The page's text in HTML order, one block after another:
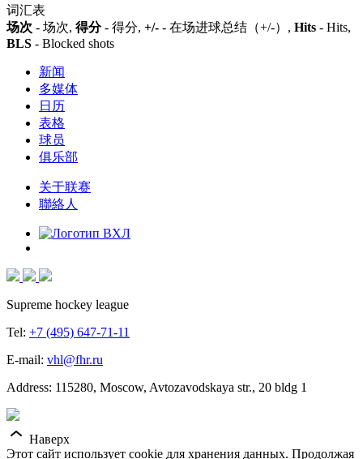
词汇表
场次 - 场次, 得分- 得分, +/- - 在场进球总结（+/-）, Hits - Hits,
BLS - Blocked shots
新闻
多媒体
日历
表格
球员
俱乐部
关于联赛
聯絡人
Supreme hockey league
Tel: +7 (495) 647-71-11
E-mail: vhl@fhr.ru
Address: 115280, Moscow, Avtozavodskaya str., 20 bldg 1
Наверх
Этот сайт использует cookie для хранения данных. Продолжая